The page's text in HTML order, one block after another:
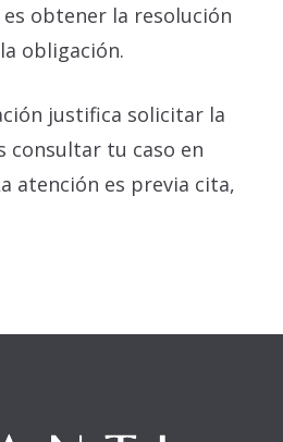
obtener la resolución
obligación.
justifica solicitar la
consultar tu caso en
atención es previa cita,